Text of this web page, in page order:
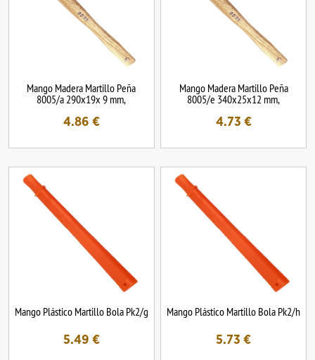
Mango Madera Martillo Peña
8005/a 290x19x 9 mm,
4.86 €
Mango Madera Martillo Peña
8005/e 340x25x12 mm,
4.73 €
Mango Plástico Martillo Bola Pk2/g
5.49 €
Mango Plástico Martillo Bola Pk2/h
5.73 €